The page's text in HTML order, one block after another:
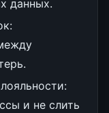
данных.
и не слить